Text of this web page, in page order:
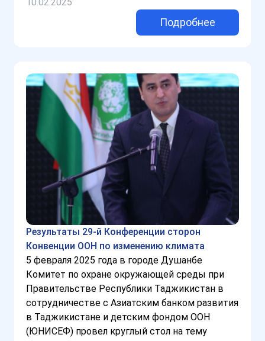
Подробнее
Результаты 29-й Конференции сторон
Конвенции ООН по изменению климата
5 февраля 2025 года в городе Душанбе
Комитет по охране окружающей среды при
Правительстве Республики Таджикистан в
сотрудничестве с Азиатским банком развития
в Таджикистане и детским фондом ООН
(ЮНИСЕФ) провел круглый стол на тему